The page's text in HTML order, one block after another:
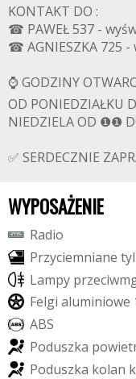
KONTAKT DO :
☎ PAWEŁ 537 -
☎ AGNIESZKA 725
⌚ GODZINY
OD PONIEDZIAŁKU
NIEDZIELA OD ❶❶
✅ SERDECZNIE
WYPOSAŻENIE
Radio
Przyciemniane tyl
Lampy przeciwm
Felgi aluminiowe
ABS
Poduszka powiet
Poduszka kolan k